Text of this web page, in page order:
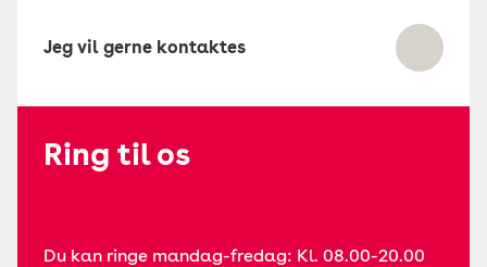
Jeg vil gerne kontaktes
Ring til os
Du kan ringe mandag-fredag: Kl. 08.00-20.00